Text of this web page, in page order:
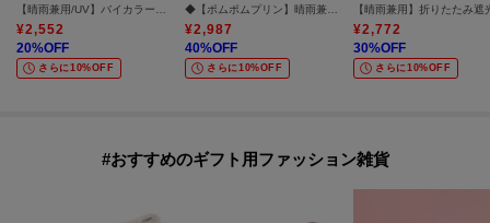
¥2,552
20%OFF
さらに10%OFF
¥2,987
40%OFF
さらに10%OFF
¥2,772
30%OFF
さらに10%OFF
#おすすめのギフト用ファッション雑貨